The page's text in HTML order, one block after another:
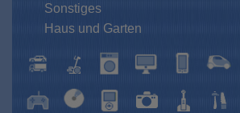
Sonstiges
Haus und Garten